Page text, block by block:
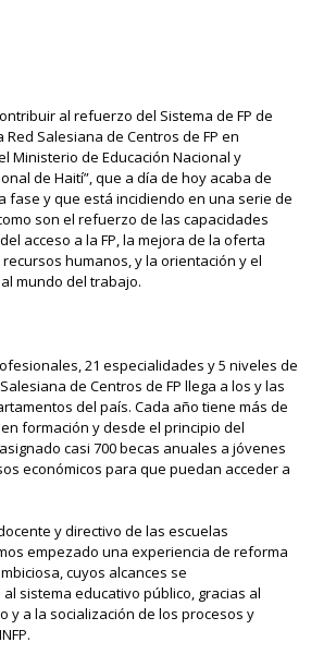
al refuerzo del Sistema de FP de
Salesiana de Centros de FP en
Ministerio de Educación Nacional y
de Haití”, que a día de hoy acaba de
fase yque está incidiendo en una serie de
son el refuerzo de las capacidades
l acceso a la FP,la mejora de la oferta
humanos,yla orientación y el
mundo del trabajo.
21 especialidades y 5 niveles de
de Centros de FP llega a los y las
del país. Cada año tiene más de
formación ydesde el principio del
casi 700 becas anuales a jóvenes
económicos para que puedan acceder a
y directivo de las escuelas
empezado una experiencia de reforma
, cuyos alcances se
al sistema educativo público, gracias al
y a la socialización de los procesos y
INFP.